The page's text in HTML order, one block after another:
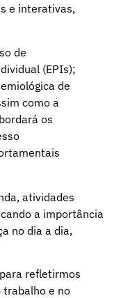
e interativas,
de
(EPIs);
de
como a
os
atividades
a importância
no dia a dia,
refletirmos
trabalho e no